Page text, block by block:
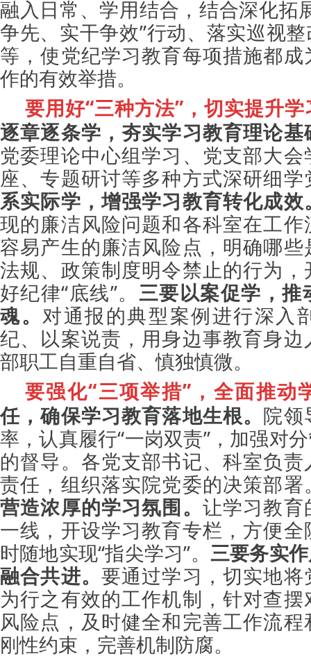
融入日常、学用结合，结合深化拓
争先、实干争效”行动、落实巡视
等，使党纪学习教育每项措施都
作的有效举措。
要用好“三种方法”，切实提升
逐章逐条学，夯实学习教育理论基
党委理论中心组学习、党支部大
座、专题研讨等多种方式深研细
系实际学，增强学习教育转化成效
现的廉洁风险问题和各科室在工
容易产生的廉洁风险点，明确哪
法规、政策制度明令禁止的行为
好纪律“底线”。 三要以案促学，推
魂。对通报的典型案例进行深入
纪、以案说责，用身边事教育身
部职工自重自省、慎独慎微。
要强化“三项举措”，全面推动
任，确保学习教育落地生根。 院领
率，认真履行“一岗双责”，加强对
的督导。各党支部书记、科室负
责任，组织落实院党委的决策部署
营造浓厚的学习氛围。 让学习教育
一线，开设学习教育专栏，方便
时随地实现“指尖学习”。 三要务实
融合共进。 要通过学习，切实地
为行之有效的工作机制，针对查
风险点，及时健全和完善工作流
刚性约束，完善机制防腐。